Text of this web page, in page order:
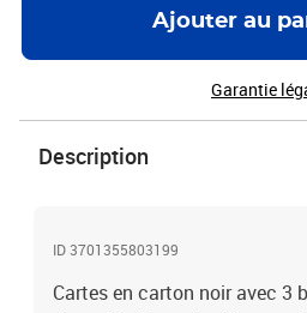
Ajouter au
Garantie
Description
ID 3701355803199
Cartes en carton noir avec 3